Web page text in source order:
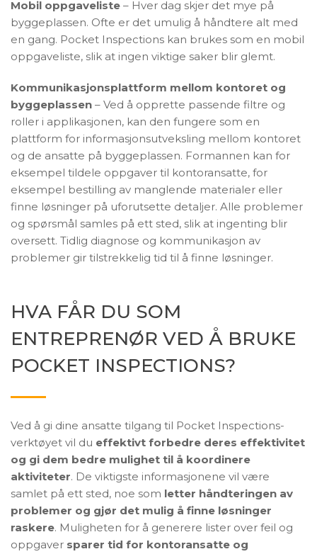
Mobil oppgaveliste – Hver dag skjer det mye på
byggeplassen. Ofte er det umulig å håndtere alt med
en gang. Pocket Inspections kan brukes som en mobil
oppgaveliste, slik at ingen viktige saker blir glemt.
Kommunikasjonsplattform mellom kontoret og
byggeplassen – Ved å opprette passende filtre og
roller i applikasjonen, kan den fungere som en
plattform for informasjonsutveksling mellom kontoret
og de ansatte på byggeplassen. Formannen kan for
eksempel tildele oppgaver til kontoransatte, for
eksempel bestilling av manglende materialer eller
finne løsninger på uforutsette detaljer. Alle problemer
og spørsmål samles på ett sted, slik at ingenting blir
oversett. Tidlig diagnose og kommunikasjon av
problemer gir tilstrekkelig tid til å finne løsninger.
HVA FÅR DU SOM
ENTREPRENØR VED Å BRUKE
POCKET INSPECTIONS?
Ved å gi dine ansatte tilgang til Pocket Inspections-
verktøyet vil du effektivt forbedre deres effektivitet
og gi dem bedre mulighet til å koordinere
aktiviteter. De viktigste informasjonene vil være
samlet på ett sted, noe som letter håndteringen av
problemer og gjør det mulig å finne løsninger
raskere. Muligheten for å generere lister over feil og
oppgaver sparer tid for kontoransatte og